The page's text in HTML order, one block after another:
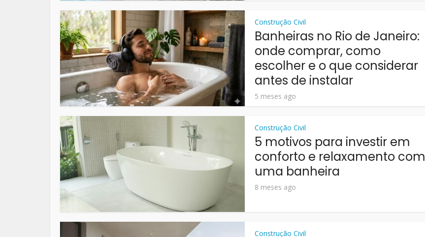
Construção Civil
Banheiras no Rio de Janeiro:
onde comprar, como
escolher e o que considerar
antes de instalar
5 meses ago
Construção Civil
5 motivos para investir em
conforto e relaxamento com
uma banheira
8 meses ago
Construção Civil